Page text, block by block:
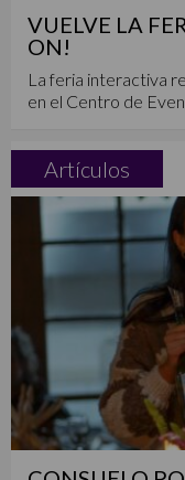
VUELVE LA
ON!
La feria interactiva
en el Centro de
Artículos